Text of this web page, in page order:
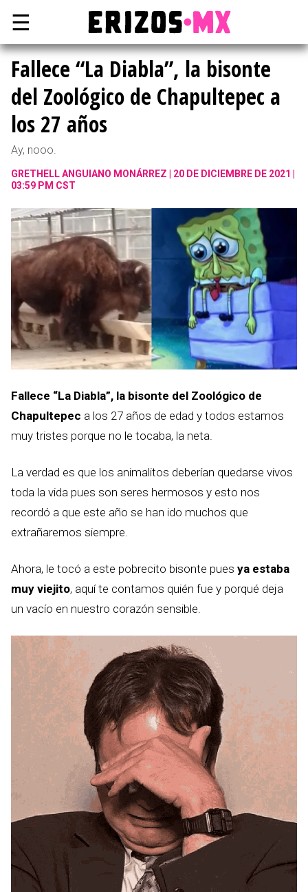
☰
Fallece “La Diabla”, la bisonte
del Zoológico de Chapultepec a
los 27 años
Ay, nooo.
GRETHELL ANGUIANO MONÁRREZ
20 DE DICIEMBRE DE 2021 |
03:59 PM CST
Fallece “La Diabla”, la bisonte del Zoológico de
Chapultepec a los 27 años de edad y todos estamos
muy tristes porque no le tocaba, la neta.
La verdad es que los animalitos deberían quedarse vivos
toda la vida pues son seres hermosos y esto nos
recordó a que este año se han ido muchos que
extrañaremos siempre.
Ahora, le tocó a este pobrecito bisonte pues ya estaba
muy viejito, aquí te contamos quién fue y porqué deja
un vacío en nuestro corazón sensible.